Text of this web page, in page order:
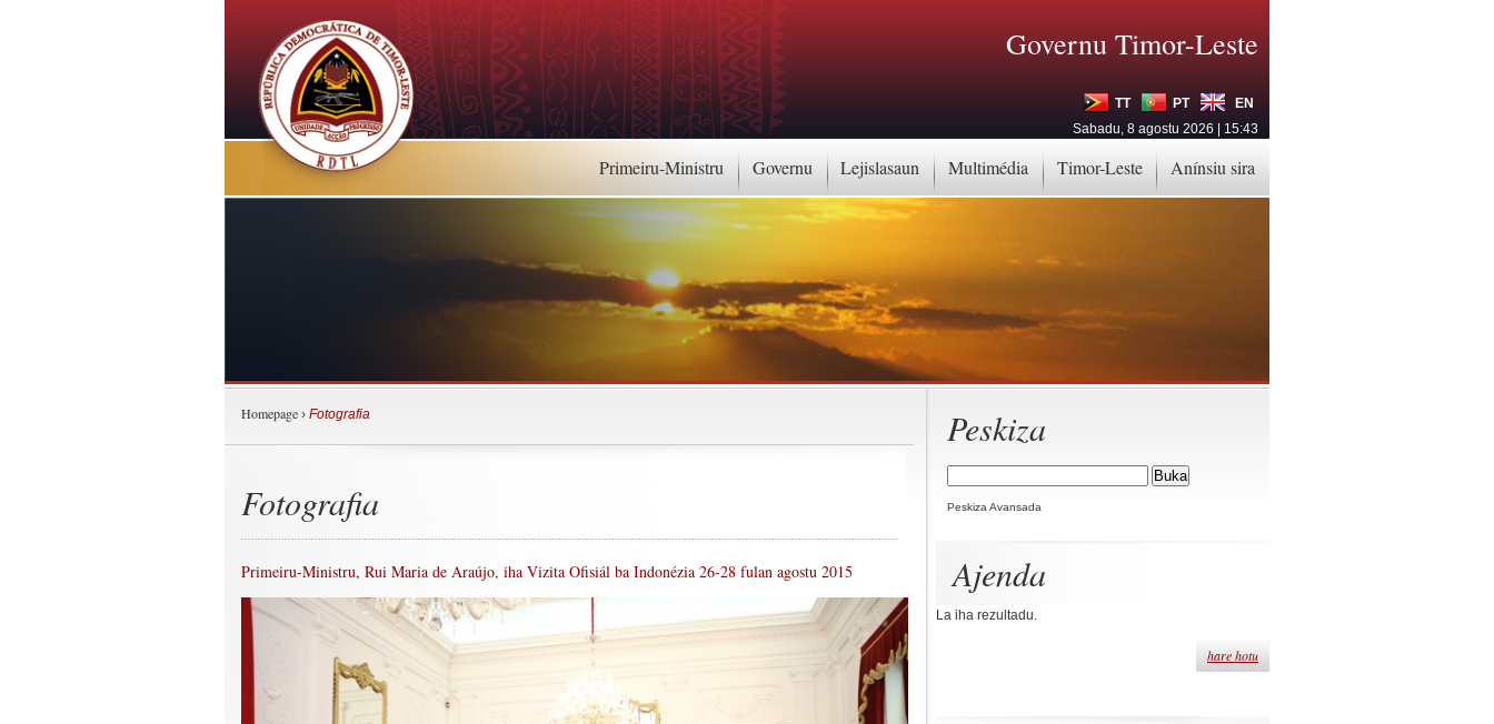
Primeiru-Ministru Governu Lejislasaun Multimédia Timor-Leste Anínsiu sira
Governu Timor-Leste
TT PT
EN
Sabadu, 8 agostu 2026 | 15:43
Peskiza
Peskiza Avansada
Ajenda
La iha rezultadu.
hare hotu
Homepage › Fotografia
Fotografia
Primeiru-Ministru, Rui Maria de Araújo, iha Vizita Ofisiál ba Indonézia 26-28 fulan agostu 2015